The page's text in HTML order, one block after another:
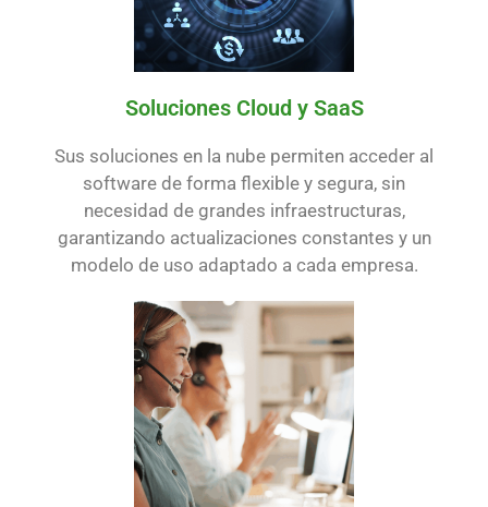
Soluciones Cloud y SaaS
Sus soluciones en la nube permiten acceder al
software de forma flexible y segura, sin
necesidad de grandes infraestructuras,
garantizando actualizaciones constantes y un
modelo de uso adaptado a cada empresa.